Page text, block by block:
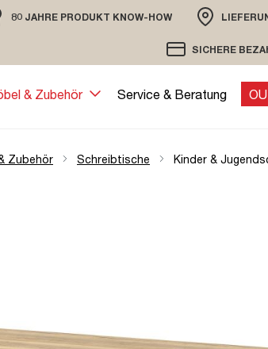
80 JAHRE PRODUKT KNOW-HOW
JAHRE MÖBELBAU MIT TRADITION SICHERE
& Zubehör Service & Beratung
Zubehör Schreibtische Kinder &